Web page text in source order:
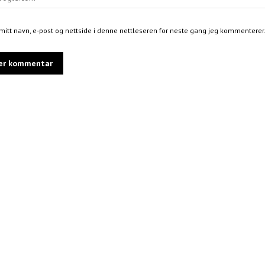
navn, e-post og nettside i denne nettleseren for neste gang jeg kommenterer.